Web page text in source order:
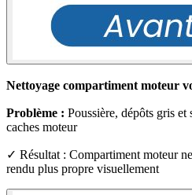
Nettoyage compartiment moteur
Problème : Poussière, dépôts gris et
caches moteur
✓ Résultat : Compartiment moteur
rendu plus propre visuellement